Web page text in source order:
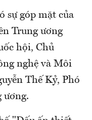
sự góp mặt của
Trung ương
hội, Chủ
nghệ và Môi
Thế Kỷ, Phó
ương.